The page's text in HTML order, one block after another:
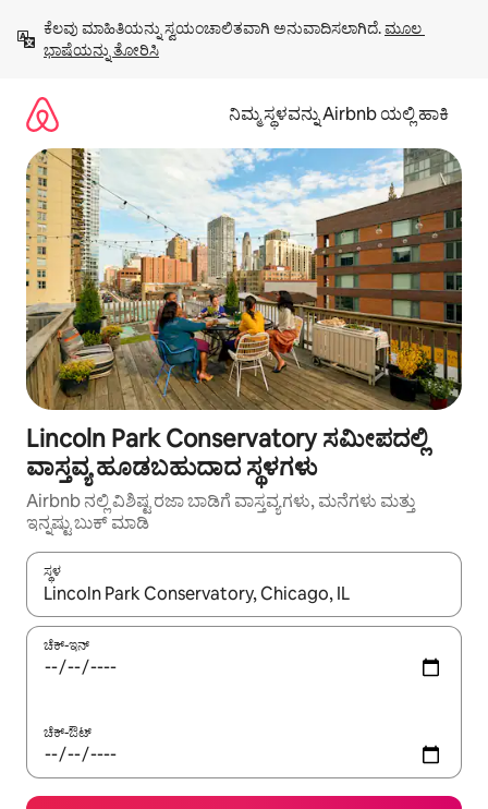
ಹೋಗಿ
ಕೆಲವು ಮಾಹಿತಿಯನ್ನು ಸ್ವಯಂಚಾಲಿತವಾಗಿ ಅನುವಾದಿಸಲಾಗಿದೆ. ಮೂಲ
ಭಾಷೆಯನ್ನು ತೋರಿಸಿ
ನಿಮ್ಮ ಸ್ಥಳವನ್ನು Airbnb ಯಲ್ಲಿ ಹಾಕಿ
Lincoln Park Conservatory ಸಮೀಪದಲ್ಲಿ
ವಾಸ್ತವ್ಯ ಹೂಡಬಹುದಾದ ಸ್ಥಳಗಳು
Airbnb ನಲ್ಲಿ ವಿಶಿಷ್ಟ ರಜಾ ಬಾಡಿಗೆ ವಾಸ್ತವ್ಯಗಳು, ಮನೆಗಳು ಮತ್ತು
ಇನ್ನಷ್ಟು ಬುಕ್ ಮಾಡಿ
ಸ್ಥಳ
ಫಲಿತಾಂಶಗಳು ಲಭ್ಯವಿರುವಾಗ, ಅಪ್ ಮತ್ತು ಡೌನ್ ಬಾಣದ ಕೀಲಿಗಳೊಂದಿಗೆ
ಚೆಕ್-ಇನ್
ಚೆಕ್-ಔಟ್